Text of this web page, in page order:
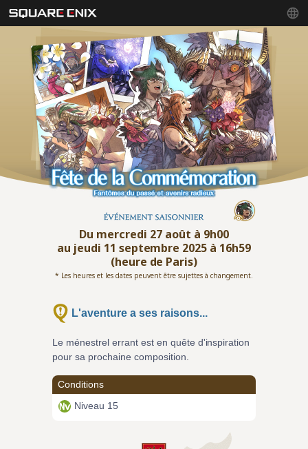
Du mercredi 27 août à 9h00
au jeudi 11 septembre 2025 à 16h59
(heure de Paris)
* Les heures et les dates peuvent être sujettes à changement.
L'aventure a ses raisons...
Le ménestrel errant est en quête d'inspiration
pour sa prochaine composition.
Conditions
Niveau 15